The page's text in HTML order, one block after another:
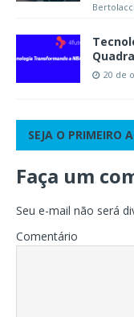
20 de
SEJA O PRIMEIRO
Faça um
Seu e-mail não será
Comentário